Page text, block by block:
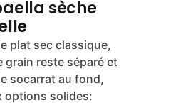
passons à la
choisir,
fonction de ce que
Parce que la
l’absolu n’existe
variété pour votre